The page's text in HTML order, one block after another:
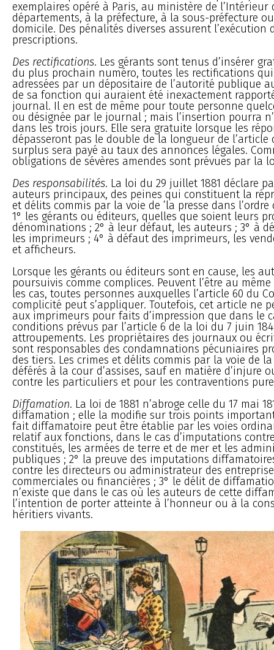
exemplaires opéré à Paris, au ministère de l’Intérieur
départements, à la préfecture, à la sous-préfecture
domicile. Des pénalités diverses assurent l’exécution
prescriptions.
Des rectifications. Les gérants sont tenus d’insérer
du plus prochain numéro, toutes les rectifications
adressées par un dépositaire de l’autorité publique
de sa fonction qui auraient été inexactement
journal. Il en est de même pour toute personne
ou désignée par le journal ; mais l’insertion pourra
dans les trois jours. Elle sera gratuite lorsque les
dépasseront pas le double de la longueur de l’article
surplus sera payé au taux des annonces légales.
obligations de sévères amendes sont prévues par la
Des responsabilités. La loi du 29 juillet 1881 déclare
auteurs principaux, des peines qui constituent la
et délits commis par la voie de ’la presse dans
1° les gérants ou éditeurs, quelles que soient leurs
dénominations ; 2° à leur défaut, les auteurs ; 3° à
les imprimeurs ; 4° à défaut des imprimeurs, les
et afficheurs.
Lorsque les gérants ou éditeurs sont en cause, les
poursuivis comme complices. Peuvent l’être au
les cas, toutes personnes auxquelles l’article 60 du
complicité peut s’appliquer. Toutefois, cet article ne
aux imprimeurs pour faits d’impression que dans le
conditions prévus par l’article 6 de la loi du 7 juin
attroupements. Les propriétaires des journaux ou
sont responsables des condamnations pécuniaires
des tiers. Les crimes et délits commis par la voie de
déférés à la cour d’assises, sauf en matière d’injure
contre les particuliers et pour les contraventions
Diffamation. La loi de 1881 n’abroge celle du 17 mai
diffamation ; elle la modifie sur trois points
fait diffamatoire peut être établie par les voies
relatif aux fonctions, dans le cas d’imputations
constitués, les armées de terre et de mer et les
publiques ; 2° la preuve des imputations
contre les directeurs ou administrateur des
commerciales ou financières ; 3° le délit de
n’existe que dans le cas où les auteurs de cette
l’intention de porter atteinte à l’honneur ou à la
héritiers vivants.